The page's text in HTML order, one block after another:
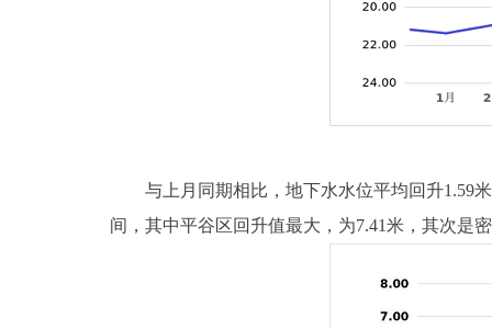
与上月同期相比，地下水水位平均回升1.59米
间，其中平谷区回升值最大，为7.41米，其次是